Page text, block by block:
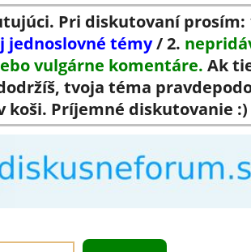
Pri diskutovaní prosím:
jednoslovné témy/ 2.
vulgárne komentáre. Ak
tvoja téma
koši. Príjemné diskutovanie :)